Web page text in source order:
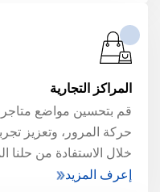
المراكز التجارية
قم بتحسين مواضع
حركة المرور، وتعزيز
خلال الاستفادة من حلنا
إعرف المزيد